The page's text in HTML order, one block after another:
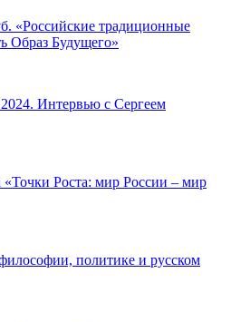
«Российские традиционные
Образ Будущего»
Интервью с Сергеем
«Точки Роста: мир России – мир
политике и русском